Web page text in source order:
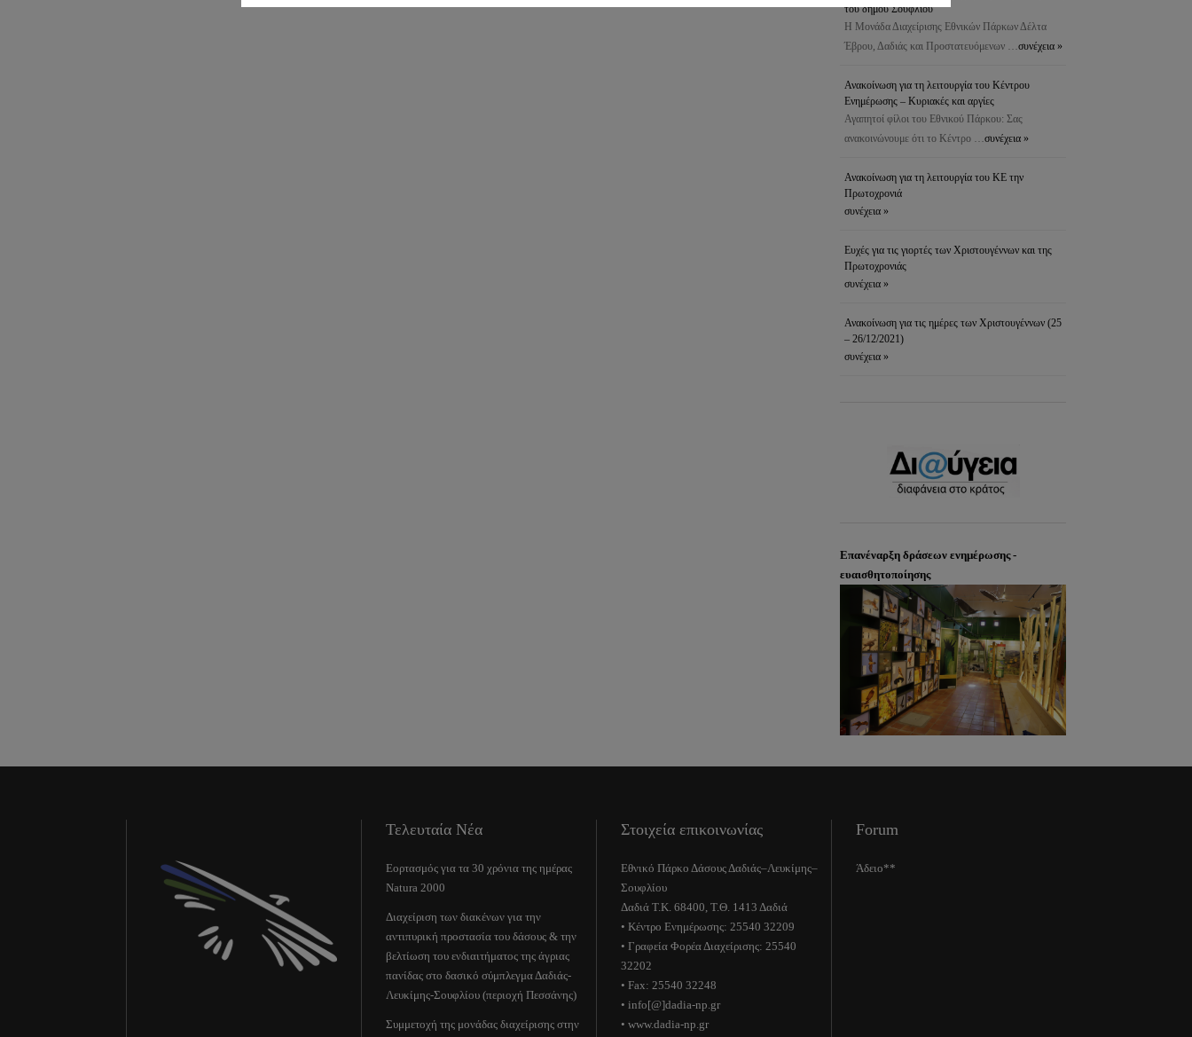
του δήμου Σουφλίου
Η Μονάδα Διαχείρισης Εθνικών Πάρκων Δέλτα
Έβρου, Δαδιάς και Προστατευόμενων …συνέχεια »
Ανακοίνωση για τη λειτουργία του Κέντρου
Ενημέρωσης – Κυριακές και αργίες
Αγαπητοί φίλοι του Εθνικού Πάρκου: Σας
ανακοινώνουμε ότι το Κέντρο …συνέχεια »
Ανακοίνωση για τη λειτουργία του ΚΕ την
Πρωτοχρονιά
συνέχεια »
Ευχές για τις γιορτές των Χριστουγέννων και της
Πρωτοχρονιάς
συνέχεια »
Ανακοίνωση για τις ημέρες των Χριστουγέννων (25
– 26/12/2021)
συνέχεια »
Επανέναρξη δράσεων ενημέρωσης -
ευαισθητοποίησης
Τελευταία Νέα
Εορτασμός για τα 30 χρόνια της ημέρας
Natura 2000
Διαχείριση των διακένων για την
αντιπυρική προστασία του δάσους & την
βελτίωση του ενδιαιτήματος της άγριας
πανίδας στο δασικό σύμπλεγμα Δαδιάς-
Λευκίμης-Σουφλίου (περιοχή Πεσσάνης)
Συμμετοχή της μονάδας διαχείρισης στην
Στοιχεία επικοινωνίας
Εθνικό Πάρκο Δάσους Δαδιάς–Λευκίμης–
Σουφλίου
Δαδιά Τ.Κ. 68400, Τ.Θ. 1413 Δαδιά
• Κέντρο Ενημέρωσης: 25540 32209
• Γραφεία Φορέα Διαχείρισης: 25540
32202
• Fax: 25540 32248
• info[@]dadia-np.gr
• www.dadia-np.gr
Forum
Άδειο**